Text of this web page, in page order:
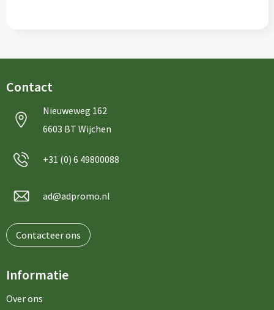
Contact
Nieuweweg 162
6603 BT Wijchen
+31 (0) 6 49800088
ad@adpromo.nl
Contacteer ons
Informatie
Over ons